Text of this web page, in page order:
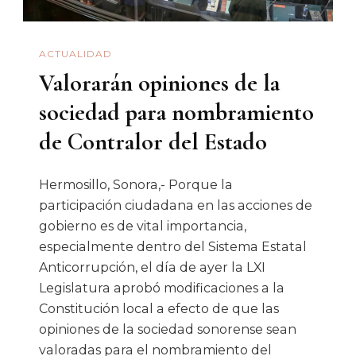
De
Nueva
Ley
ACTUALIDAD
Valorarán opiniones de la
sociedad para nombramiento
de Contralor del Estado
Hermosillo, Sonora,- Porque la
participación ciudadana en las acciones de
gobierno es de vital importancia,
especialmente dentro del Sistema Estatal
Anticorrupción, el día de ayer la LXI
Legislatura aprobó modificaciones a la
Constitución local a efecto de que las
opiniones de la sociedad sonorense sean
valoradas para el nombramiento del